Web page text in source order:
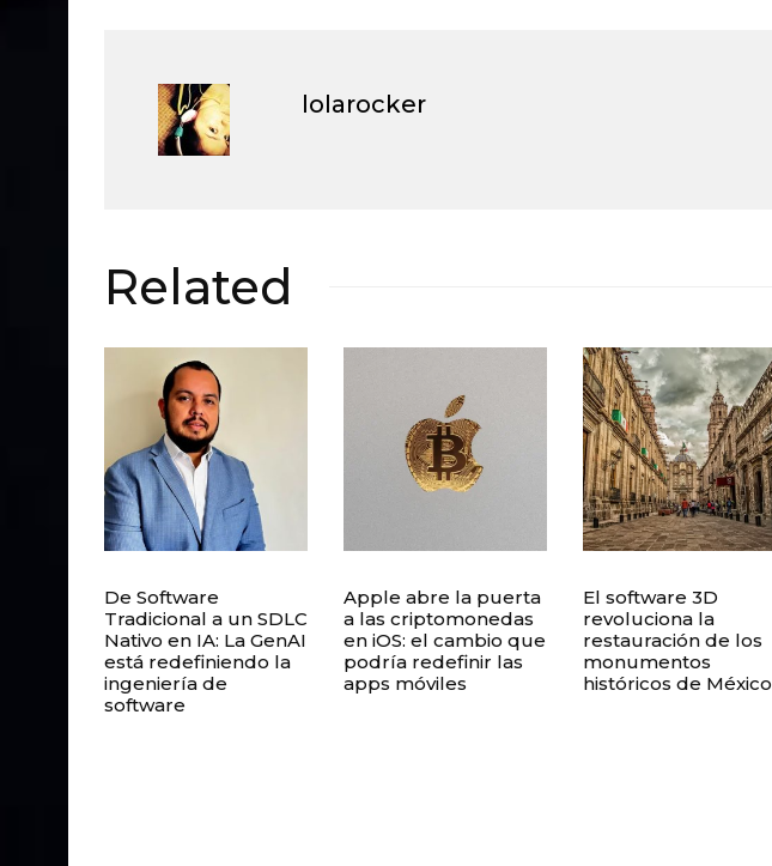
lolarocker
Related
De Software
Tradicional a un SDLC
Nativo en IA: La GenAI
está redefiniendo la
ingeniería de
software
Apple abre la puerta
a las criptomonedas
en iOS: el cambio que
podría redefinir las
apps móviles
El software 3D
revoluciona la
restauración de los
monumentos
históricos de México